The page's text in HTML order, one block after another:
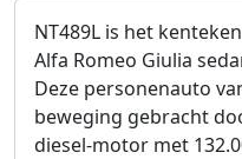
NT489L is het
Alfa Romeo Giulia
Deze personenauto
beweging gebracht
diesel-motor met